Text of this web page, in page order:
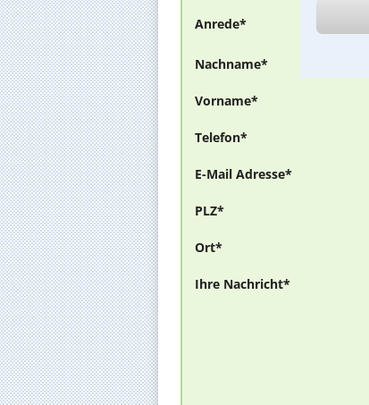
Anrede*
Nachname*
Vorname*
Telefon*
E-Mail Adresse*
PLZ*
Ort*
Ihre Nachricht*